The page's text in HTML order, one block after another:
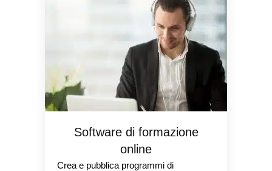
Software di formazione
online
Crea e pubblica programmi di